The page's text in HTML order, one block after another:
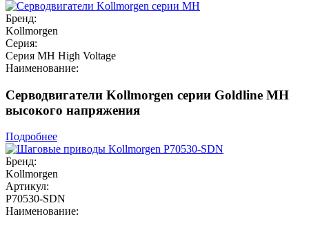
Бренд:
Kollmorgen
Серия:
Серия MH High Voltage
Наименование:
Серводвигатели Kollmorgen серии Goldline MH
высокого напряжения
Подробнее
Бренд:
Kollmorgen
Артикул:
P70530-SDN
Наименование: